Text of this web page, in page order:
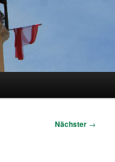
Nächster →